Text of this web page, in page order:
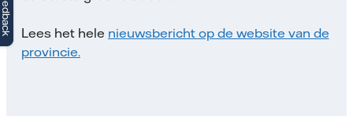
Lees het hele nieuwsbericht op de website van de
provincie.
Feedback